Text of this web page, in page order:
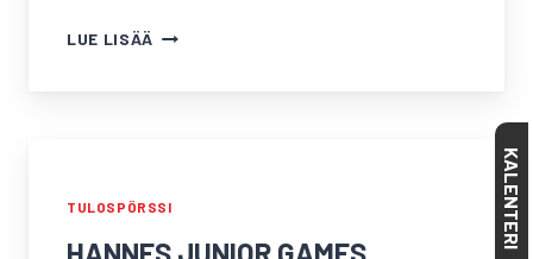
LUE LISÄÄ 17-
TULOSPÖRSSI KALENTERI